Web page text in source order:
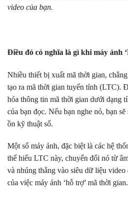
video của bạn.
Điều đó có nghĩa là gì khi máy ảnh
Nhiều thiết bị xuất mã thời gian,
tạo ra mã thời gian tuyến tính (LTC).
hóa thông tin mã thời gian dưới dạng
của bạn đọc. Nếu bạn nghe nó, bạn
ồn kỹ thuật số.
Một số máy ảnh, đặc biệt là các hệ
thể hiểu LTC này, chuyển đổi nó từ
và nhúng thẳng vào siêu dữ liệu
của việc máy ảnh ‘hỗ trợ’ mã thời gian.